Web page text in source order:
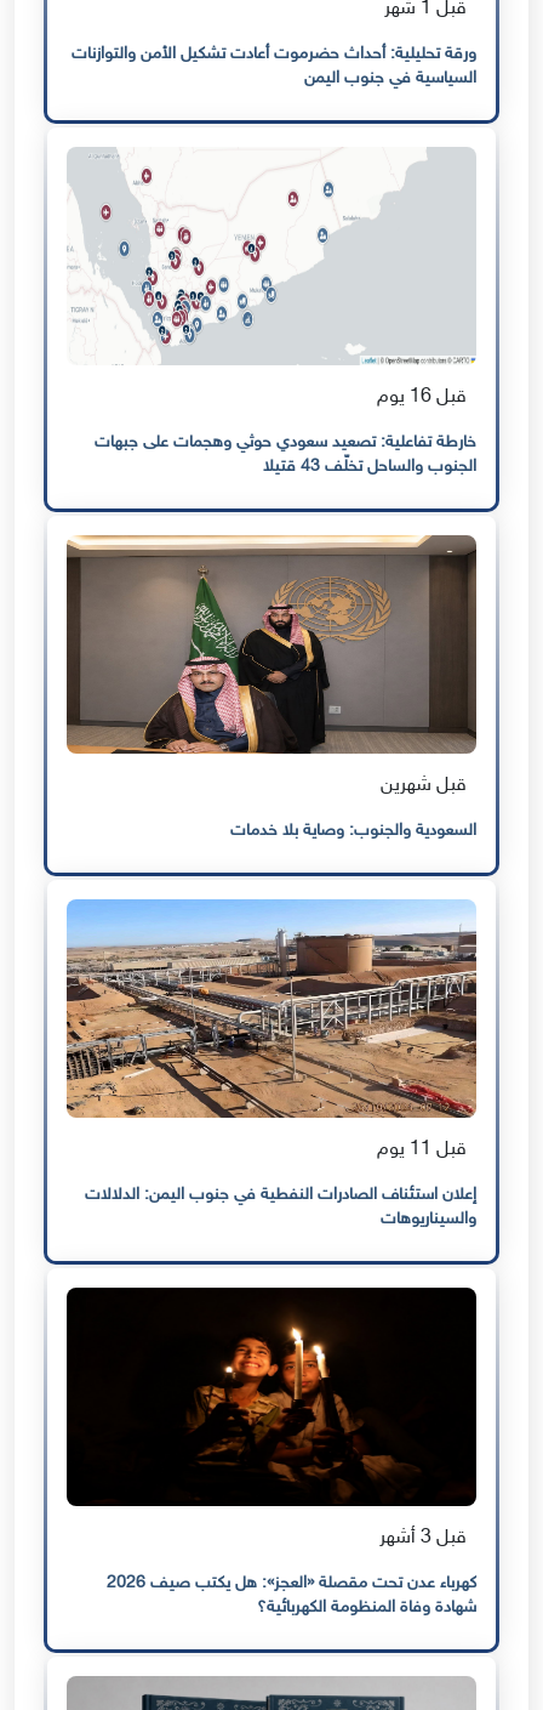
قبل 1 شهر
ورقة تحليلية: أحداث حضرموت أعادت تشكيل الأمن والتوازنات
السياسية في جنوب اليمن
قبل 16 يوم
خارطة تفاعلية: تصعيد سعودي حوثي وهجمات على جبهات
الجنوب والساحل تخلّف 43 قتيلا
قبل شهرين
السعودية والجنوب: وصاية بلا خدمات
قبل 11 يوم
إعلان استئناف الصادرات النفطية في جنوب اليمن: الدلالات
والسيناريوهات
قبل 3 أشهر
كهرباء عدن تحت مقصلة «العجز»: هل يكتب صيف 2026
شهادة وفاة المنظومة الكهربائية؟